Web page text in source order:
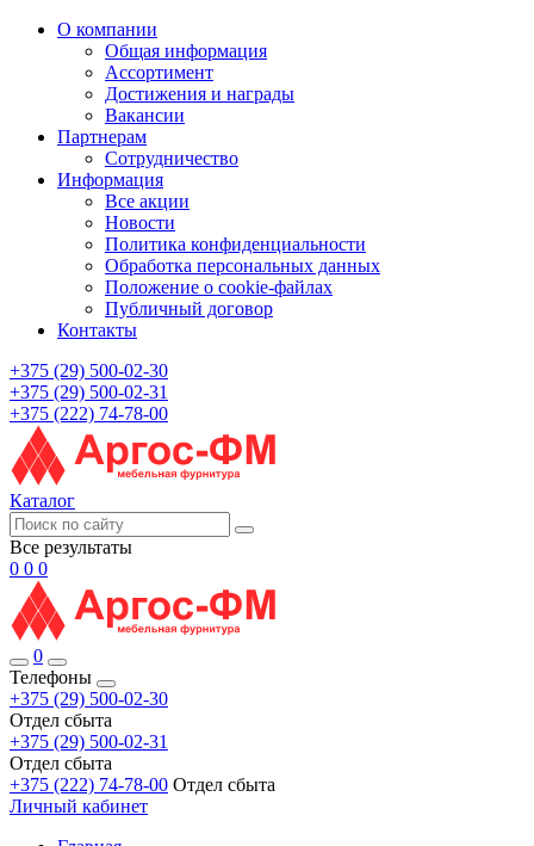
О компании
Общая информация
Ассортимент
Достижения и награды
Вакансии
Партнерам
Сотрудничество
Информация
Все акции
Новости
Политика конфиденциальности
Обработка персональных данных
Положение о cookie-файлах
Публичный договор
Контакты
+375 (29) 500-02-30
+375 (29) 500-02-31
+375 (222) 74-78-00
Каталог
Все результаты
0 0 0
0
Телефоны
+375 (29) 500-02-30
Отдел сбыта
+375 (29) 500-02-31
Отдел сбыта
+375 (222) 74-78-00 Отдел сбыта
Личный кабинет